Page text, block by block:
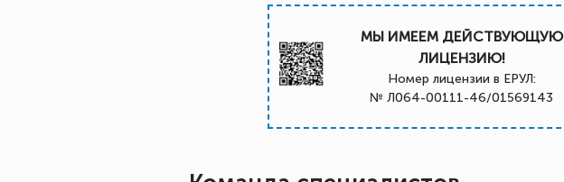
МЫ ИМЕЕМ ДЕЙСТВУЮЩУЮ
ЛИЦЕНЗИЮ!
Номер лицензии в ЕРУЛ:
№ Л064-00111-46/01569143